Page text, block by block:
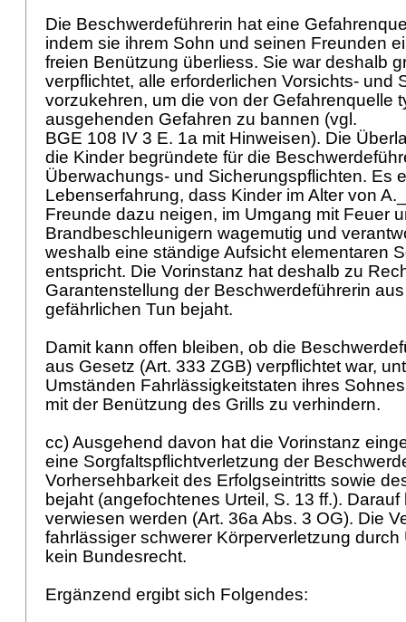
Die Beschwerdeführerin hat eine
indem sie ihrem Sohn und seinen Freunden
freien Benützung überliess. Sie war deshalb
verpflichtet, alle erforderlichen Vorsichts- und
vorzukehren, um die von der Gefahrenquelle
ausgehenden Gefahren zu bannen (vgl.
BGE 108 IV 3 E. 1a mit Hinweisen). Die
die Kinder begründete für die
Überwachungs- und Sicherungspflichten. Es
Lebenserfahrung, dass Kinder im Alter von
Freunde dazu neigen, im Umgang mit Feuer
Brandbeschleunigern wagemutig und
weshalb eine ständige Aufsicht elementaren
entspricht. Die Vorinstanz hat deshalb zu
Garantenstellung der Beschwerdeführerin
gefährlichen Tun bejaht.
Damit kann offen bleiben, ob die
aus Gesetz (Art. 333 ZGB) verpflichtet war,
Umständen Fahrlässigkeitstaten ihres
mit der Benützung des Grills zu verhindern.
cc) Ausgehend davon hat die Vorinstanz
eine Sorgfaltspflichtverletzung der
Vorhersehbarkeit des Erfolgseintritts sowie
bejaht (angefochtenes Urteil, S. 13 ff.).
verwiesen werden (Art. 36a Abs. 3 OG). Die
fahrlässiger schwerer Körperverletzung
kein Bundesrecht.
Ergänzend ergibt sich Folgendes: